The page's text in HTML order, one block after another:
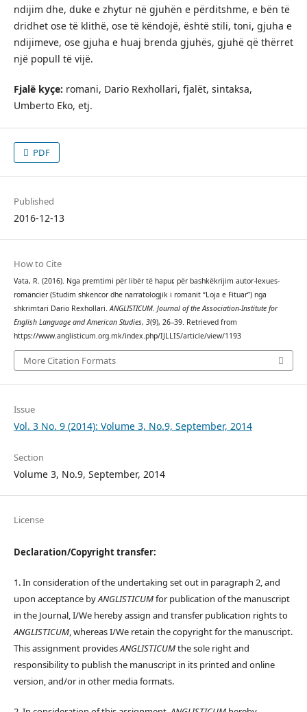
ndijim dhe, duke e zhytur në gjuhën e përditshme, e bën të
dridhet ose të klithë, ose të këndojë, është stili, toni, gjuha e
ndijimeve, ose gjuha e huaj brenda gjuhës, gjuhë që thërret
një popull të vijë.
Fjalë kyçe: romani, Dario Rexhollari, fjalët, sintaksa,
Umberto Eko, etj.
PDF
Published
2016-12-13
How to Cite
Vata, R. (2016). Nga premtimi për libër të hapur, për bashkëkrijim autor-lexues-
romancier (Studim shkencor dhe narratologjik i romanit “Loja e Fituar”) nga
shkrimtari Dario Rexhollari.ANGLISTICUM. Journal of the Association-Institute for
English Language and American Studies, 3(9), 26–39. Retrieved from
https://www.anglisticum.org.mk/index.php/IJLLIS/article/view/1193
More Citation Formats
Issue
Vol. 3 No. 9 (2014): Volume 3, No.9, September, 2014
Section
Volume 3, No.9, September, 2014
License
Declaration/Copyright transfer:
1. In consideration of the undertaking set out in paragraph 2, and
upon acceptance byANGLISTICUMfor publication of the manuscript
in the Journal, I/We hereby assign and transfer publication rights to
ANGLISTICUM, whereas I/We retain the copyright for the manuscript.
This assignment providesANGLISTICUMthe sole right and
responsibility to publish the manuscript in its printed and online
version, and/or in other media formats.